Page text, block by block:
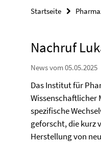
Startseite
Nachruf
News vom 05.05.2025
Das Institut für
Wissenschaftlicher
spezifische
geforscht, die kurz
Herstellung von